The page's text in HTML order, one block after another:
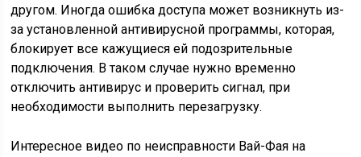
другом. Иногда ошибка доступа может возникнуть из-
за установленной антивирусной программы, которая,
блокирует все кажущиеся ей подозрительные
подключения. В таком случае нужно временно
отключить антивирус и проверить сигнал, при
необходимости выполнить перезагрузку.
Интересное видео по неисправности Вай-Фая на